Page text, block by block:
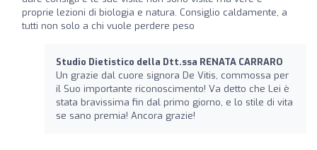
proprie lezioni di biologia e natura. Consiglio caldamente, a
tutti non solo a chi vuole perdere peso
Studio Dietistico della Dtt.ssa RENATA CARRARO
Un grazie dal cuore signora De Vitis, commossa per
il Suo importante riconoscimento! Va detto che Lei è
stata bravissima fin dal primo giorno, e lo stile di vita
se sano premia! Ancora grazie!